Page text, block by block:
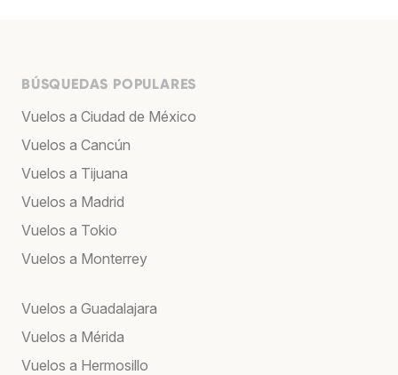
BÚSQUEDAS POPULARES
Vuelos a Ciudad de México
Vuelos a Cancún
Vuelos a Tijuana
Vuelos a Madrid
Vuelos a Tokio
Vuelos a Monterrey
Vuelos a Guadalajara
Vuelos a Mérida
Vuelos a Hermosillo